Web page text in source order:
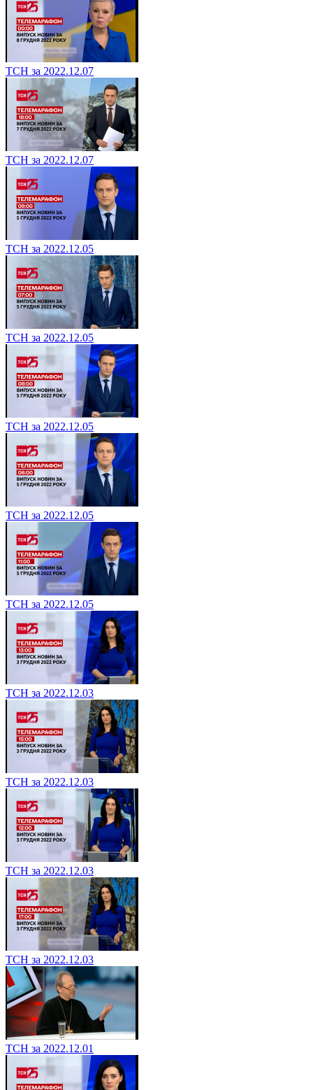
ТСН за 2022.12.07
ТСН за 2022.12.07
ТСН за 2022.12.05
ТСН за 2022.12.05
ТСН за 2022.12.05
ТСН за 2022.12.05
ТСН за 2022.12.05
ТСН за 2022.12.03
ТСН за 2022.12.03
ТСН за 2022.12.03
ТСН за 2022.12.03
ТСН за 2022.12.01